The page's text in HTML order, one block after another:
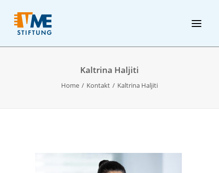
Kaltrina Haljiti
Home Kontakt Kaltrina Haljiti